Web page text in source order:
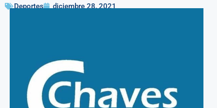
Deportes diciembre 28, 2021